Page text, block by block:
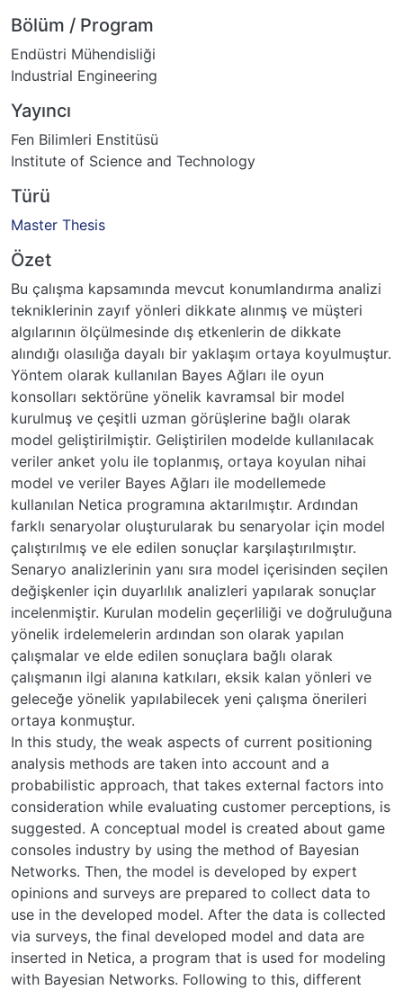
Bölüm / Program
Endüstri Mühendisliği
Industrial Engineering
Yayıncı
Fen Bilimleri Enstitüsü
Institute of Science and Technology
Türü
Master Thesis
Özet
Bu çalışma kapsamında mevcut konumlandırma analizi
tekniklerinin zayıf yönleri dikkate alınmış ve müşteri
algılarının ölçülmesinde dış etkenlerin de dikkate
alındığı olasılığa dayalı bir yaklaşım ortaya koyulmuştur.
Yöntem olarak kullanılan Bayes Ağları ile oyun
konsolları sektörüne yönelik kavramsal bir model
kurulmuş ve çeşitli uzman görüşlerine bağlı olarak
model geliştirilmiştir. Geliştirilen modelde kullanılacak
veriler anket yolu ile toplanmış, ortaya koyulan nihai
model ve veriler Bayes Ağları ile modellemede
kullanılan Netica programına aktarılmıştır. Ardından
farklı senaryolar oluşturularak bu senaryolar için model
çalıştırılmış ve ele edilen sonuçlar karşılaştırılmıştır.
Senaryo analizlerinin yanı sıra model içerisinden seçilen
değişkenler için duyarlılık analizleri yapılarak sonuçlar
incelenmiştir. Kurulan modelin geçerliliği ve doğruluğuna
yönelik irdelemelerin ardından son olarak yapılan
çalışmalar ve elde edilen sonuçlara bağlı olarak
çalışmanın ilgi alanına katkıları, eksik kalan yönleri ve
geleceğe yönelik yapılabilecek yeni çalışma önerileri
ortaya konmuştur.
In this study, the weak aspects of current positioning
analysis methods are taken into account and a
probabilistic approach, that takes external factors into
consideration while evaluating customer perceptions, is
suggested. A conceptual model is created about game
consoles industry by using the method of Bayesian
Networks. Then, the model is developed by expert
opinions and surveys are prepared to collect data to
use in the developed model. After the data is collected
via surveys, the final developed model and data are
inserted in Netica, a program that is used for modeling
with Bayesian Networks. Following to this, different